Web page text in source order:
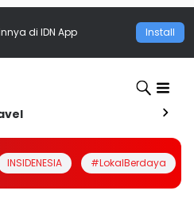
di IDN App Install
INSIDENESIA #LokalBerdaya